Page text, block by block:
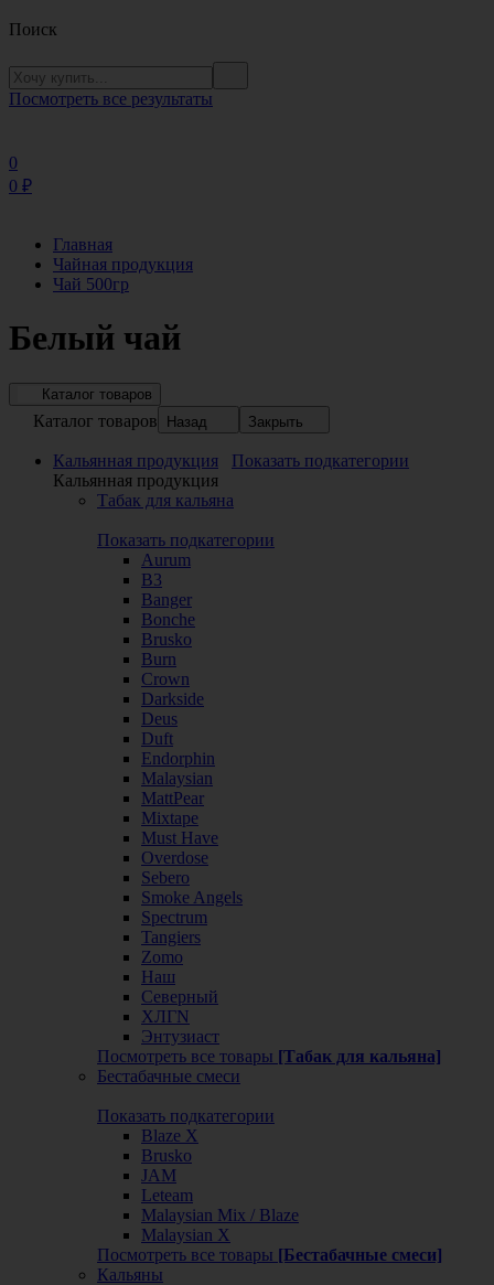
Поиск
Посмотреть все результаты
0
0 ₽
Главная
Чайная продукция
Чай 500гр
Белый чай
Каталог товаров
Каталог товаров Назад Закрыть
Кальянная продукция
Показать подкатегории
Кальянная продукция
Табак для кальяна
Показать подкатегории
Aurum
B3
Banger
Bonche
Brusko
Burn
Crown
Darkside
Deus
Duft
Endorphin
Malaysian
MattPear
Mixtape
Must Have
Overdose
Sebero
Smoke Angels
Spectrum
Tangiers
Zomo
Наш
Северный
ХЛГN
Энтузиаст
Посмотреть все товары [Табак для кальяна]
Бестабачные смеси
Показать подкатегории
Blaze X
Brusko
JAM
Leteam
Malaysian Mix / Blaze
Malaysian X
Посмотреть все товары [Бестабачные смеси]
Кальяны